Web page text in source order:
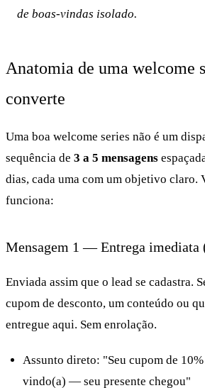
de boas-vindas isolado.
Anatomia de uma welcome
converte
Uma boa welcome series não é um
sequência de 3 a 5 mensagens
dias, cada uma com um objetivo claro.
funciona:
Mensagem 1 — Entrega imediata
Enviada assim que o lead se cadastra.
cupom de desconto, um conteúdo ou
entregue aqui. Sem enrolação.
Assunto direto: "Seu cupom de
vindo(a) — seu presente chegou"